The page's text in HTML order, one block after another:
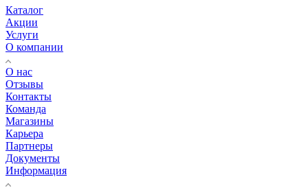
Каталог
Акции
Услуги
О компании
О нас
Отзывы
Контакты
Команда
Магазины
Карьера
Партнеры
Документы
Информация